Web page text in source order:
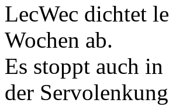
LecWec dichtet
Wochen ab.
Es stoppt auch
der